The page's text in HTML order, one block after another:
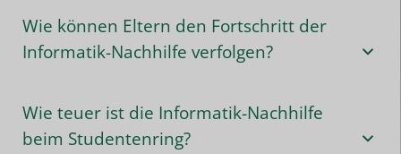
Wie können Eltern den Fortschritt der
Informatik-Nachhilfe verfolgen?
Wie teuer ist die Informatik-Nachhilfe
beim Studentenring?